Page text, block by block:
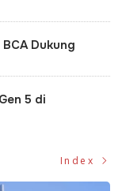
Dukung
5 di
Index